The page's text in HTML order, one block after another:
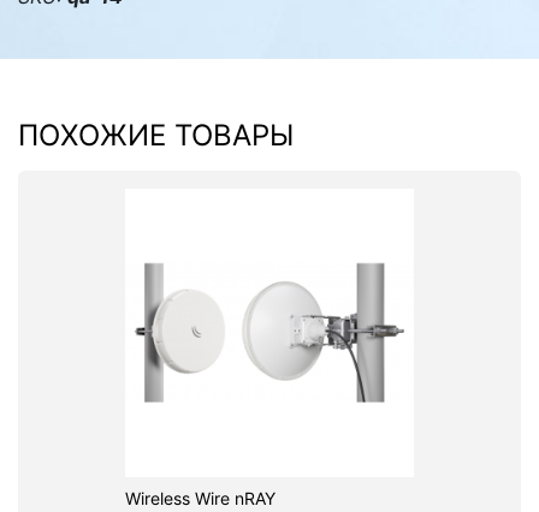
ПОХОЖИЕ ТОВАРЫ
Wireless Wire nRAY